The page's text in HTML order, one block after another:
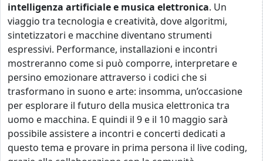
intelligenza artificiale e musica elettronica. Un
viaggio tra tecnologia e creatività, dove algoritmi,
sintetizzatori e macchine diventano strumenti
espressivi. Performance, installazioni e incontri
mostreranno come si può comporre, interpretare e
persino emozionare attraverso i codici che si
trasformano in suono e arte: insomma, un’occasione
per esplorare il futuro della musica elettronica tra
uomo e macchina. E quindi il 9 e il 10 maggio sarà
possibile assistere a incontri e concerti dedicati a
questo tema e provare in prima persona il live coding,